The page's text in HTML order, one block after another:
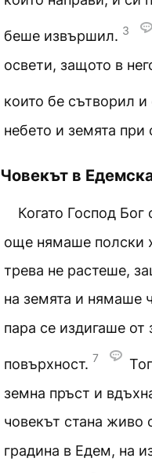
беше извършил. 3
освети, защото в
които бе сътворил и
небето и земята
Човекът в
Когато Господ
още нямаше полски
трева не растеше,
на земята и нямаше
пара се издигаше
повърхност. 7
земна пръст и
човекът стана живо
градина в Едем, на